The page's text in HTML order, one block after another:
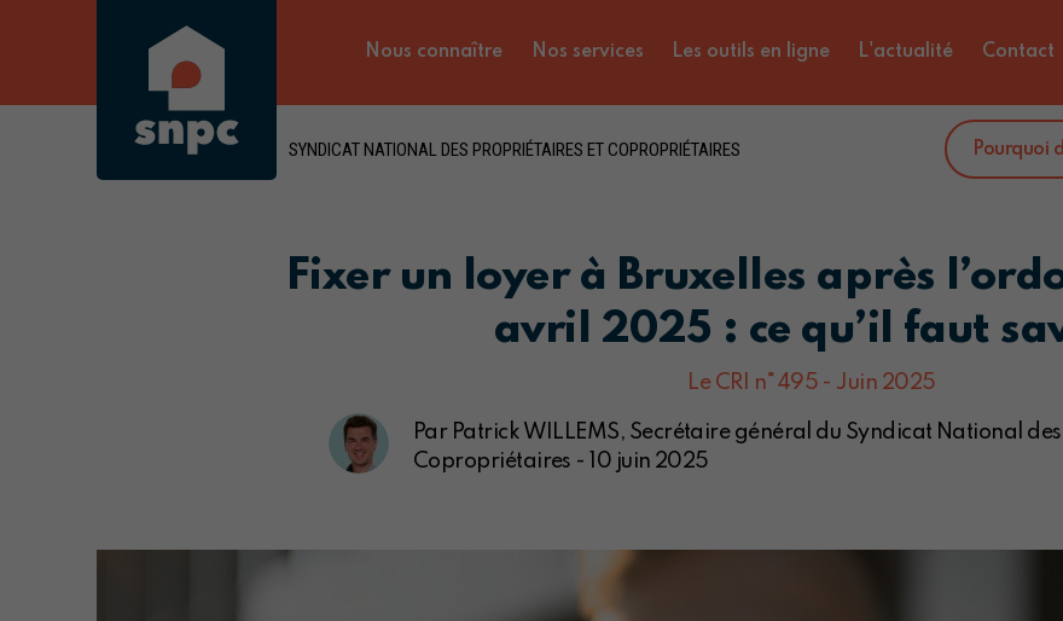
SYNDICAT NATIONAL DES PROPRIÉTAIRES ET COPROPRIÉTAIRES
Nous connaître Nos services Les outils en ligne L'actualité Contact
Pourquoi
Fixer un loyer à Bruxelles après
avril 2025 : ce qu’il faut
Le CRI n°495 - Juin 2025
Par Patrick WILLEMS, Secrétaire général du Syndicat National
Copropriétaires - 10 juin 2025